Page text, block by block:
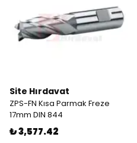
Site Hırdavat
ZPS-FN Kısa Parmak Freze
17mm DIN 844
₺ 3,577.42